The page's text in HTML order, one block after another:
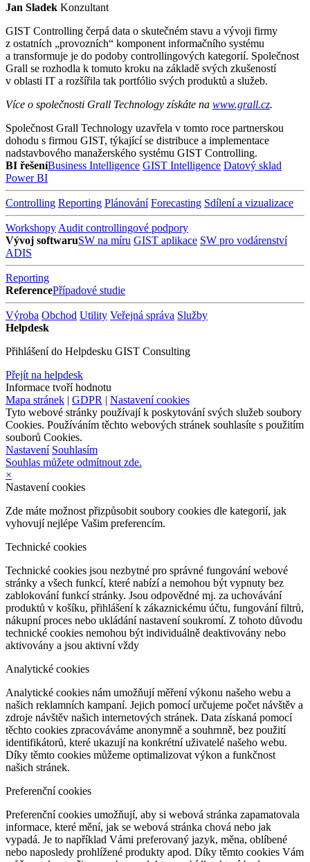
Jan Sladek Konzultant
GIST Controlling čerpá data o skutečném stavu a vývoji firmy
z ostatních „provozních“ komponent informačního systému
a transformuje je do podoby controllingových kategorií. Společnost
Grall se rozhodla k tomuto kroku na základě svých zkušeností
v oblasti IT a rozšířila tak portfólio svých produktů a služeb.
Více o společnosti Grall Technology získáte na www.grall.cz.
Společnost Grall Technology uzavřela v tomto roce partnerskou
dohodu s firmou GIST, týkající se distribuce a implementace
nadstavbového manažerského systému GIST Controlling.
BI řešeníBusiness Intelligence GIST Intelligence Datový sklad
Power BI
Controlling Reporting Plánování Forecasting Sdílení a vizualizace
Workshopy Audit controllingové podpory
Vývoj softwaruSW na míru GIST aplikace SW pro vodárenství
ADIS
Reporting
ReferencePřípadové studie
Výroba Obchod Utility Veřejná správa Služby
Helpdesk
Přihlášení do Helpdesku GIST Consulting
Přejít na helpdesk
Informace tvoří hodnotu
Mapa stránek | GDPR | Nastavení cookies
Tyto webové stránky používají k poskytování svých služeb soubory
Cookies. Používáním těchto webových stránek souhlasíte s použitím
souborů Cookies.
Nastavení Souhlasím
Souhlas můžete odmítnout zde.
×
Nastavení cookies
Zde máte možnost přizpůsobit soubory cookies dle kategorií, jak
vyhovují nejlépe Vašim preferencím.
Technické cookies
Technické cookies jsou nezbytné pro správné fungování webové
stránky a všech funkcí, které nabízí a nemohou být vypnuty bez
zablokování funkcí stránky. Jsou odpovědné mj. za uchovávání
produktů v košíku, přihlášení k zákaznickému účtu, fungování filtrů,
nákupní proces nebo ukládání nastavení soukromí. Z tohoto důvodu
technické cookies nemohou být individuálně deaktivovány nebo
aktivovány a jsou aktivní vždy
Analytické cookies
Analytické cookies nám umožňují měření výkonu našeho webu a
našich reklamních kampaní. Jejich pomocí určujeme počet návštěv a
zdroje návštěv našich internetových stránek. Data získaná pomocí
těchto cookies zpracováváme anonymně a souhrnně, bez použití
identifikátorů, které ukazují na konkrétní uživatelé našeho webu.
Díky těmto cookies můžeme optimalizovat výkon a funkčnost
našich stránek.
Preferenční cookies
Preferenční cookies umožňují, aby si webová stránka zapamatovala
informace, které mění, jak se webová stránka chová nebo jak
vypadá. Je to například Vámi preferovaný jazyk, měna, oblíbené
nebo naposledy prohlížené produkty apod. Díky těmto cookies Vám